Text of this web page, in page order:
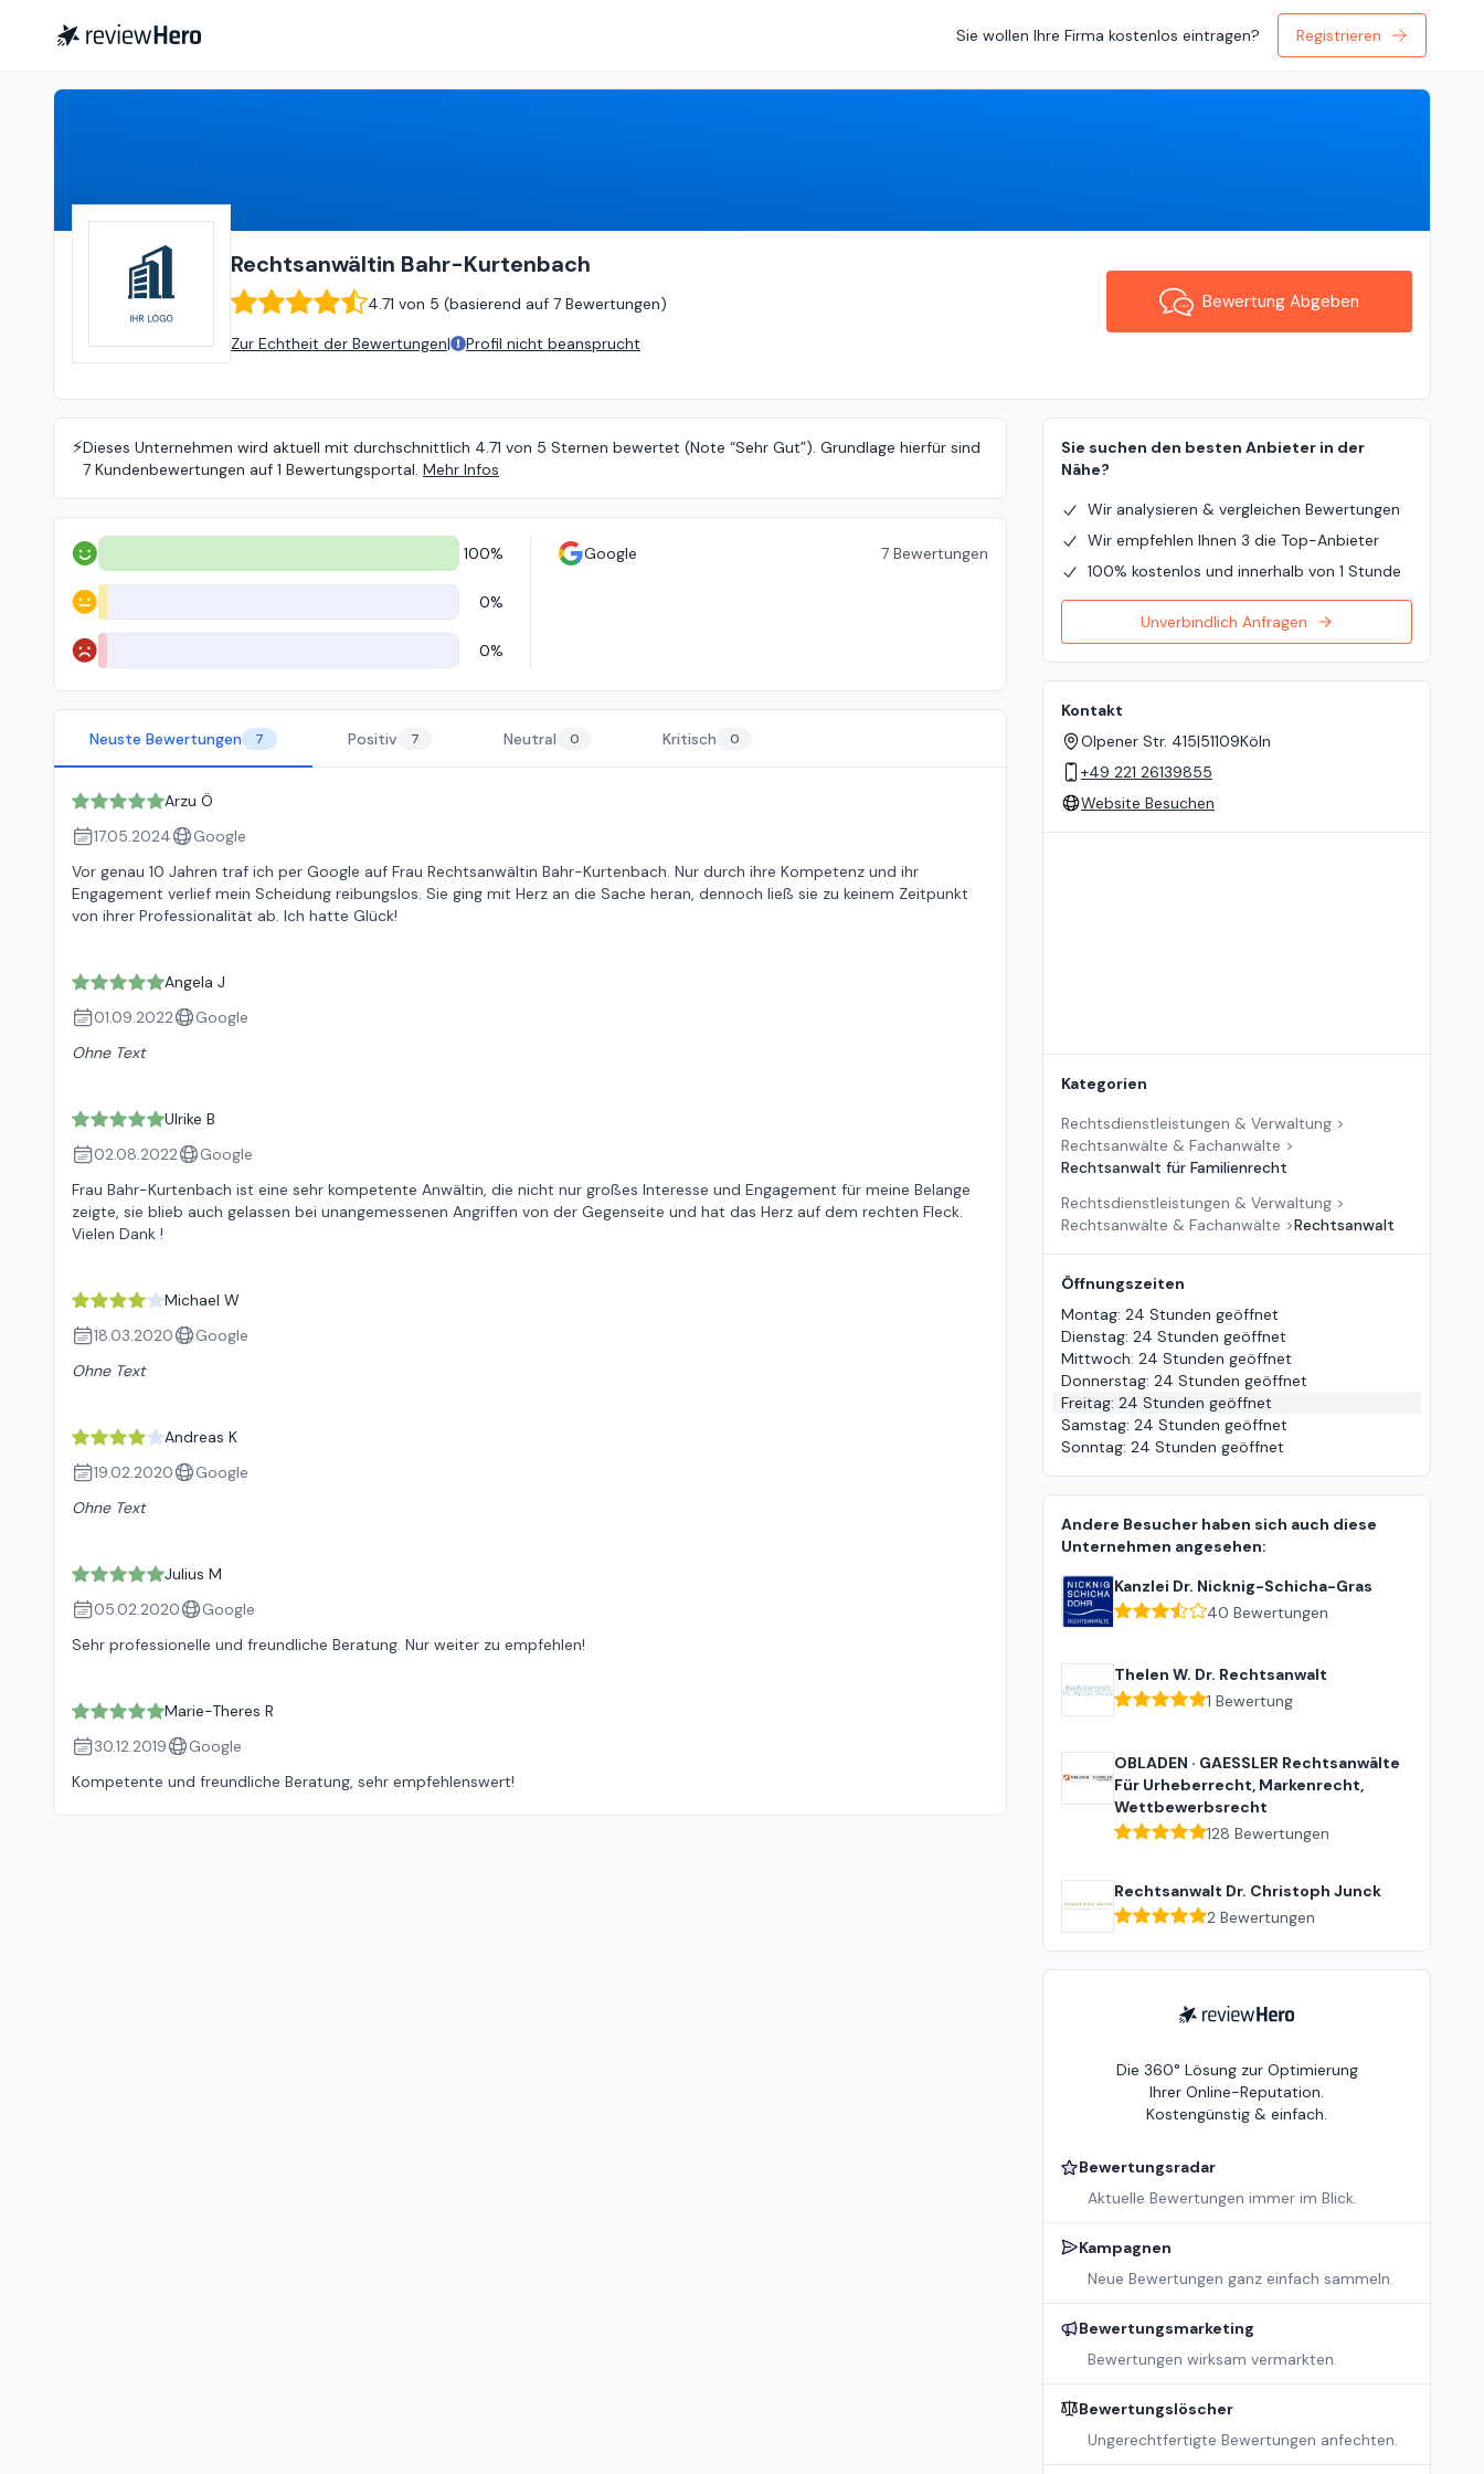
Sie wollen Ihre Firma kostenlos eintragen? Registrieren
Rechtsanwältin Bahr-Kurtenbach
4.71 von 5 (basierend auf 7 Bewertungen)
Zur Echtheit der Bewertungen| Profil nicht beansprucht
Bewertung Abgeben
⚡️Dieses Unternehmen wird aktuell mit durchschnittlich 4.71 von 5 Sternen bewertet (Note “Sehr Gut”). Grundlage hierfür sind
7 Kundenbewertungen auf 1 Bewertungsportal. Mehr Infos
Positiv 100%
Neutral 0%
Negativ 0%
Google 7 Bewertungen
Neuste Bewertungen 7 Positiv 7 Neutral 0 Kritisch 0
Arzu Ö
17.05.2024
Google
Vor genau 10 Jahren traf ich per Google auf Frau Rechtsanwältin Bahr-Kurtenbach. Nur durch ihre Kompetenz und ihr
Engagement verlief mein Scheidung reibungslos. Sie ging mit Herz an die Sache heran, dennoch ließ sie zu keinem Zeitpunkt
von ihrer Professionalität ab. Ich hatte Glück!
Angela J
01.09.2022
Google
Ohne Text
Ulrike B
02.08.2022
Google
Frau Bahr-Kurtenbach ist eine sehr kompetente Anwältin, die nicht nur großes Interesse und Engagement für meine Belange
zeigte, sie blieb auch gelassen bei unangemessenen Angriffen von der Gegenseite und hat das Herz auf dem rechten Fleck.
Vielen Dank !
Michael W
18.03.2020
Google
Ohne Text
Andreas K
19.02.2020
Google
Ohne Text
Julius M
05.02.2020
Google
Sehr professionelle und freundliche Beratung. Nur weiter zu empfehlen!
Marie-Theres R
30.12.2019
Google
Kompetente und freundliche Beratung, sehr empfehlenswert!
Sie suchen den besten Anbieter in der
Nähe?
Wir analysieren & vergleichen Bewertungen
Wir empfehlen Ihnen 3 die Top-Anbieter
100% kostenlos und innerhalb von 1 Stunde
Unverbindlich Anfragen
Kontakt
Olpener Str. 415|51109Köln
+49 221 26139855
Website Besuchen
Kategorien
Rechtsdienstleistungen & Verwaltung >
Rechtsanwälte & Fachanwälte >
Rechtsanwalt für Familienrecht
Rechtsdienstleistungen & Verwaltung >
Rechtsanwälte & Fachanwälte >Rechtsanwalt
Öffnungszeiten
Montag: 24 Stunden geöffnet
Dienstag: 24 Stunden geöffnet
Mittwoch: 24 Stunden geöffnet
Donnerstag: 24 Stunden geöffnet
Freitag: 24 Stunden geöffnet
Samstag: 24 Stunden geöffnet
Sonntag: 24 Stunden geöffnet
Andere Besucher haben sich auch diese
Unternehmen angesehen:
Kanzlei Dr. Nicknig-Schicha-Gras
40 Bewertungen
Thelen W. Dr. Rechtsanwalt
1 Bewertung
OBLADEN · GAESSLER Rechtsanwälte
Für Urheberrecht, Markenrecht,
Wettbewerbsrecht
128 Bewertungen
Rechtsanwalt Dr. Christoph Junck
2 Bewertungen
ReviewHero
Die 360° Lösung zur Optimierung
Ihrer Online-Reputation.
Kostengünstig & einfach.
Bewertungsradar
Aktuelle Bewertungen immer im Blick.
Kampagnen
Neue Bewertungen ganz einfach sammeln.
Bewertungsmarketing
Bewertungen wirksam vermarkten.
Bewertungslöscher
Ungerechtfertigte Bewertungen anfechten.